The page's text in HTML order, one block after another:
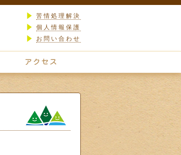
苦情処理解決
個人情報保護
お問い合わせ